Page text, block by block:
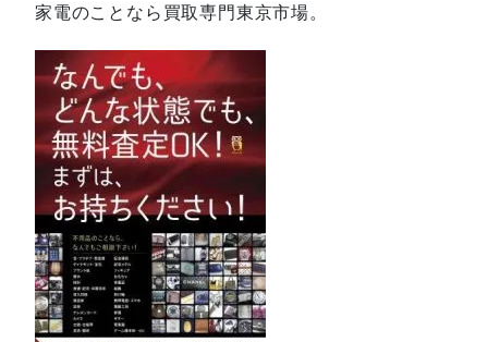
家電のことなら買取専門東京市場。